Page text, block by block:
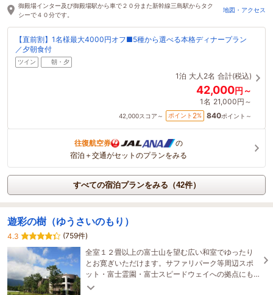
御殿場インター及び御殿場駅から車で２０分また新幹線三島駅からタク
シーで４０分です。
地図・アクセス
【直前割】1名様最大4000円オフ■5種から選べる本格ディナープラン
／夕朝食付
ツイン 朝・夕
1泊 大人2名 合計(税込)
42,000円～
1名 21,000円～
42,000スコア～ ポイント 2% 840ポイント～
往復航空券
の
宿泊＋交通がセットのプランをみる
すべての宿泊プランをみる（42件）
遊彩の樹（ゆうさいのもり）
4.3
(759件)
全室１２畳以上の富士山を望む広い和室でゆったり
とお寛ぎいただけます。サファリパーク等周辺スポ
ット・富士霊園・富士スピードウェイへの拠点にも
最適です。ビジネスでもファミリーでもグループで